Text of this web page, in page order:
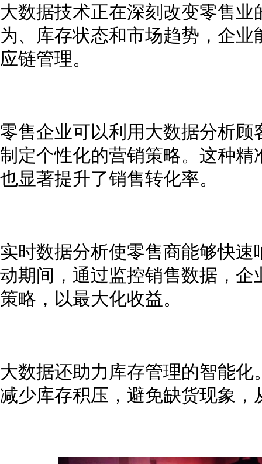
大数据技术正在深刻改变零售
为、库存状态和市场趋势，企
应链管理。
零售企业可以利用大数据分析
制定个性化的营销策略。这种
也显著提升了销售转化率。
实时数据分析使零售商能够快
动期间，通过监控销售数据，
策略，以最大化收益。
大数据还助力库存管理的智能
减少库存积压，避免缺货现象